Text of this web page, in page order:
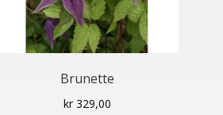
Brunette
kr329,00